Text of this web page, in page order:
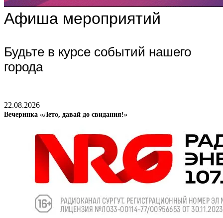
Афиша мероприятий
Будьте в курсе событий нашего
города
22.08.2026
Вечеринка «Лето, давай до свидания!»